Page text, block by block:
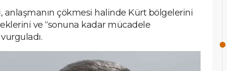
anlaşmanın çökmesi halinde Kürt bölgelerini
ve “sonuna kadar mücadele